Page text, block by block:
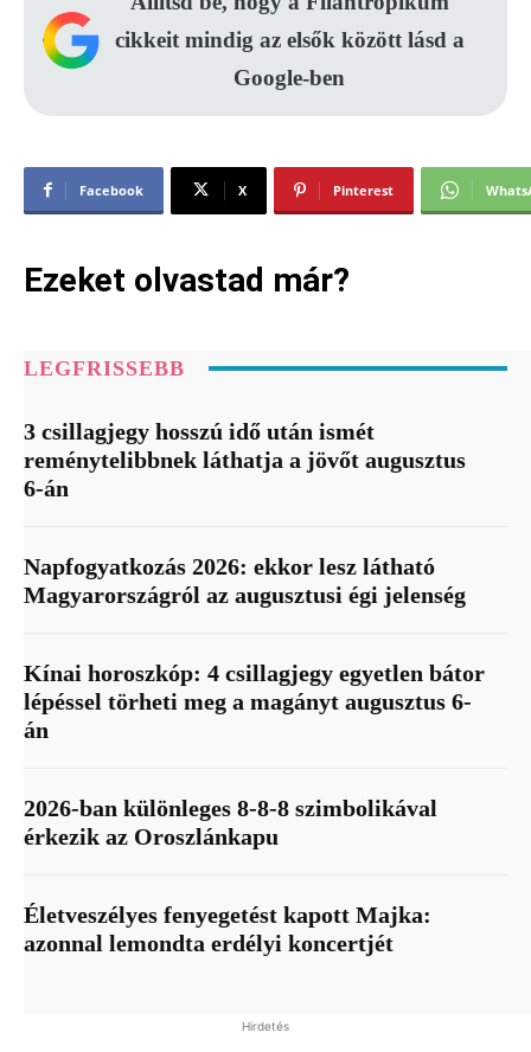
cikkeit mindig az elsők között lásd a
Google-ben
Facebook X Pinterest
Ezeket olvastad már?
LEGFRISSEBB
3 csillagjegy hosszú idő után ismét
reménytelibbnek láthatja a jövőt augusztus
6-án
Napfogyatkozás 2026: ekkor lesz látható
Magyarországról az augusztusi égi jelenség
Kínai horoszkóp: 4 csillagjegy egyetlen bátor
lépéssel törheti meg a magányt augusztus 6-
án
2026-ban különleges 8-8-8 szimbolikával
érkezik az Oroszlánkapu
Életveszélyes fenyegetést kapott Majka:
azonnal lemondta erdélyi koncertjét
Hirdetés